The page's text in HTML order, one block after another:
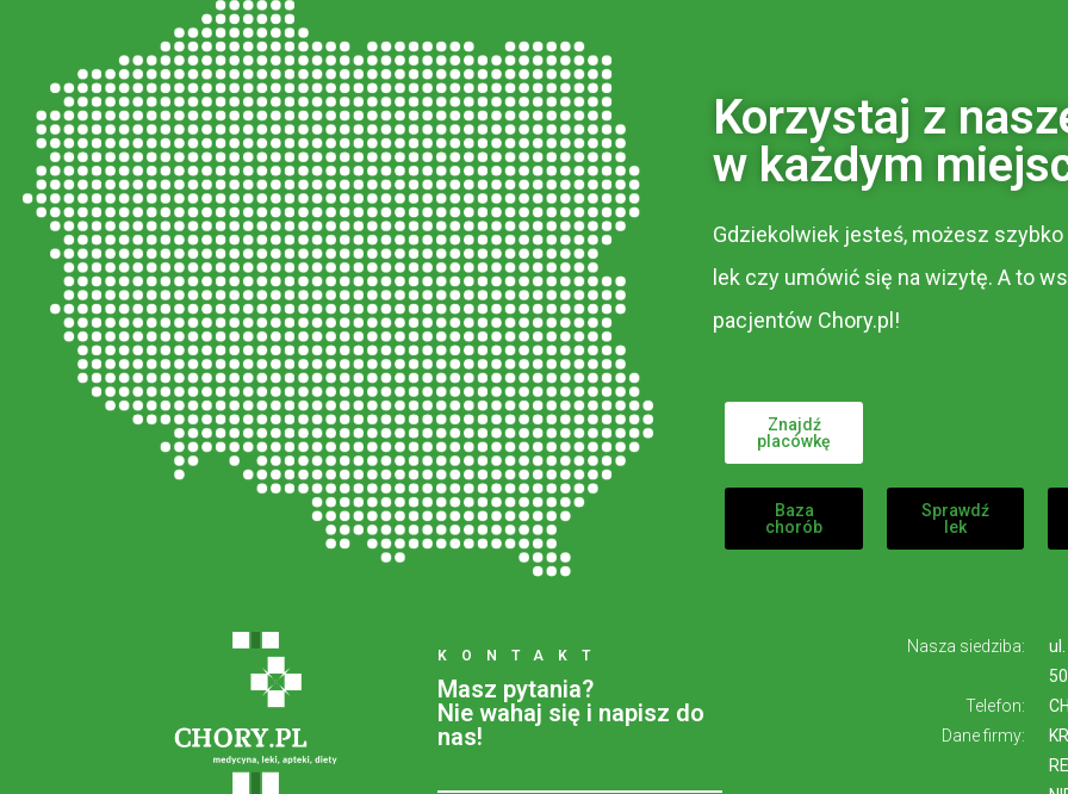
Korzystaj z
w każdym
Gdziekolwiek jesteś, możesz
lek czy umówić się na wizytę. A to
pacjentów Chory.pl!
Znajdź
placówkę
Baza
chorób
Sprawdź
lek
KONTAKT
Masz pytania?
Nie wahaj się i napisz do
nas!
Nasza siedziba:
Telefon:
Dane firmy: